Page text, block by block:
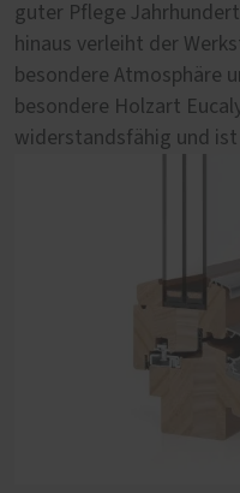
guter Pflege
hinaus verleiht der
besondere Atmosphäre
besondere Holzart
widerstandsfähig und ist
empfehlen wir Ihnen
Materialmix Holz-
Vorsatzschale aus
sie schützt auch vor
die natürliche